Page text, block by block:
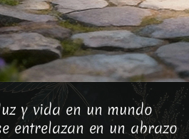
y vida en un mundo
entrelazan en un abrazo